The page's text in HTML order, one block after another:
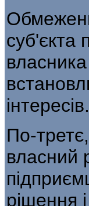
суб'єкта
інтересів.
По-
власний
рішення